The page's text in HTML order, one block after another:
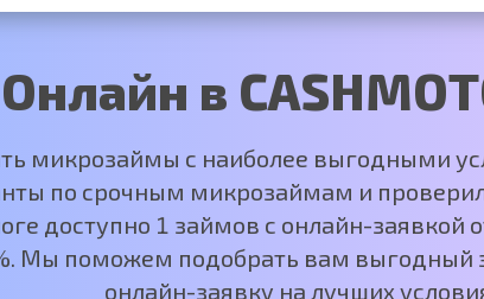
в
микрозаймы с наиболее выгодными
по срочным микрозаймам и
доступно 1 займов с онлайн-заявкой
Мы поможем подобрать вам выгодный
онлайн-заявку на лучших